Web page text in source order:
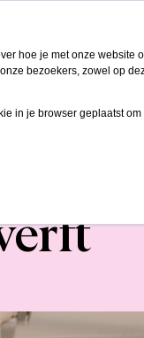
hoe je met onze website
bezoekers, zowel op
in je browser geplaatst
Kennis Over